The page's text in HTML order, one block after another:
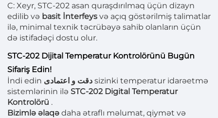
C: Xeyr, STC-202 asan quraşdırılmaq üçün dizayn
edilib və basit İnterfeys və açıq göstərilmiş talimatlar
ilə, minimal texnik təcrübəyə sahib olanların üçün
də istifadəçi dostu olur.
STC-202 Dijital Temperatur Kontrolörünü Bugün
Sifariş Edin!
İndi edin
sizinki temperatur idarəetmə
sistemlərinin ilə STC-202 Digital Temperatur
Kontrolörü .
Bizimlə əlaqə daha ətraflı məlumat, qiymət və